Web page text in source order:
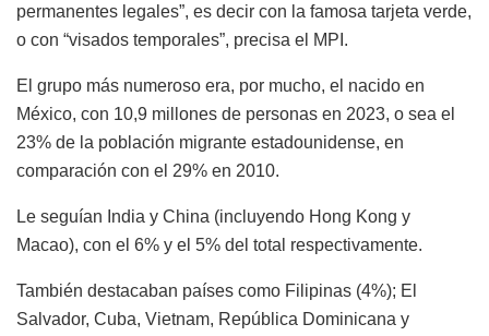
permanentes legales”, es decir con la famosa tarjeta verde,
o con “visados temporales”, precisa el MPI.
El grupo más numeroso era, por mucho, el nacido en
México, con 10,9 millones de personas en 2023, o sea el
23% de la población migrante estadounidense, en
comparación con el 29% en 2010.
Le seguían India y China (incluyendo Hong Kong y
Macao), con el 6% y el 5% del total respectivamente.
También destacaban países como Filipinas (4%); El
Salvador, Cuba, Vietnam, República Dominicana y